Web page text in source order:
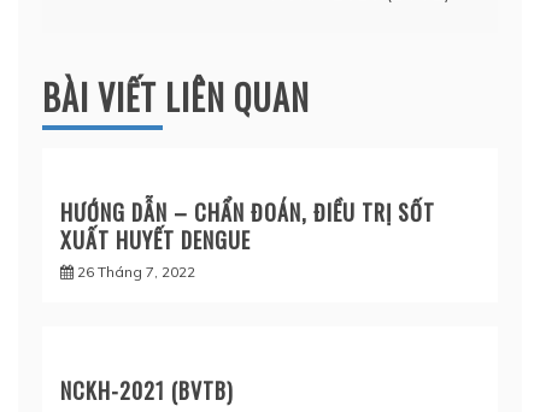
viết
BÀI VIẾT LIÊN QUAN
HƯỚNG DẪN – CHẨN ĐOÁN, ĐIỀU TRỊ SỐT
XUẤT HUYẾT DENGUE
26 Tháng 7, 2022
NCKH-2021 (BVTB)